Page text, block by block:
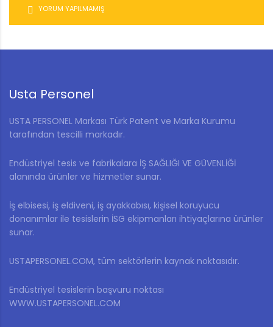
YORUM YAPILMAMIŞ
Usta Personel
USTA PERSONEL Markası Türk Patent ve Marka Kurumu
tarafından tescilli markadır.
Endüstriyel tesis ve fabrikalara İŞ SAĞLIĞI VE GÜVENLİĞİ
alanında ürünler ve hizmetler sunar.
İş elbisesi, iş eldiveni, iş ayakkabısı, kişisel koruyucu
donanımlar ile tesislerin İSG ekipmanları ihtiyaçlarına ürünler
sunar.
USTAPERSONEL.COM, tüm sektörlerin kaynak noktasıdır.
Endüstriyel tesislerin başvuru noktası
WWW.USTAPERSONEL.COM